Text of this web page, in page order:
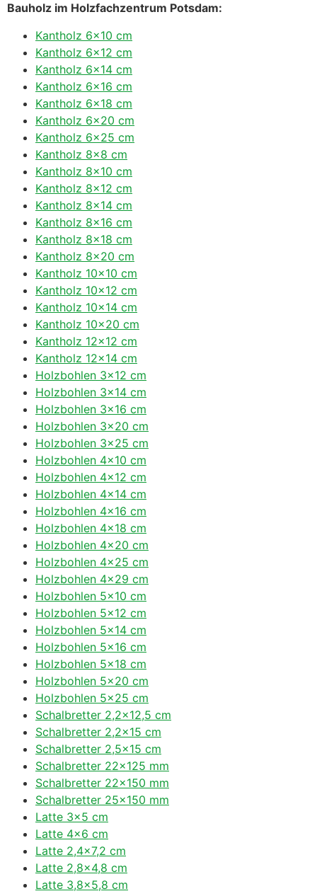
Bauholz im Holzfachzentrum Potsdam:
Kantholz 6×10 cm
Kantholz 6×12 cm
Kantholz 6×14 cm
Kantholz 6×16 cm
Kantholz 6×18 cm
Kantholz 6×20 cm
Kantholz 6×25 cm
Kantholz 8×8 cm
Kantholz 8×10 cm
Kantholz 8×12 cm
Kantholz 8×14 cm
Kantholz 8×16 cm
Kantholz 8×18 cm
Kantholz 8×20 cm
Kantholz 10×10 cm
Kantholz 10×12 cm
Kantholz 10×14 cm
Kantholz 10×20 cm
Kantholz 12×12 cm
Kantholz 12×14 cm
Holzbohlen 3×12 cm
Holzbohlen 3×14 cm
Holzbohlen 3×16 cm
Holzbohlen 3×20 cm
Holzbohlen 3×25 cm
Holzbohlen 4×10 cm
Holzbohlen 4×12 cm
Holzbohlen 4×14 cm
Holzbohlen 4×16 cm
Holzbohlen 4×18 cm
Holzbohlen 4×20 cm
Holzbohlen 4×25 cm
Holzbohlen 4×29 cm
Holzbohlen 5×10 cm
Holzbohlen 5×12 cm
Holzbohlen 5×14 cm
Holzbohlen 5×16 cm
Holzbohlen 5×18 cm
Holzbohlen 5×20 cm
Holzbohlen 5×25 cm
Schalbretter 2,2×12,5 cm
Schalbretter 2,2×15 cm
Schalbretter 2,5×15 cm
Schalbretter 22×125 mm
Schalbretter 22×150 mm
Schalbretter 25×150 mm
Latte 3×5 cm
Latte 4×6 cm
Latte 2,4×7,2 cm
Latte 2,8×4,8 cm
Latte 3,8×5,8 cm